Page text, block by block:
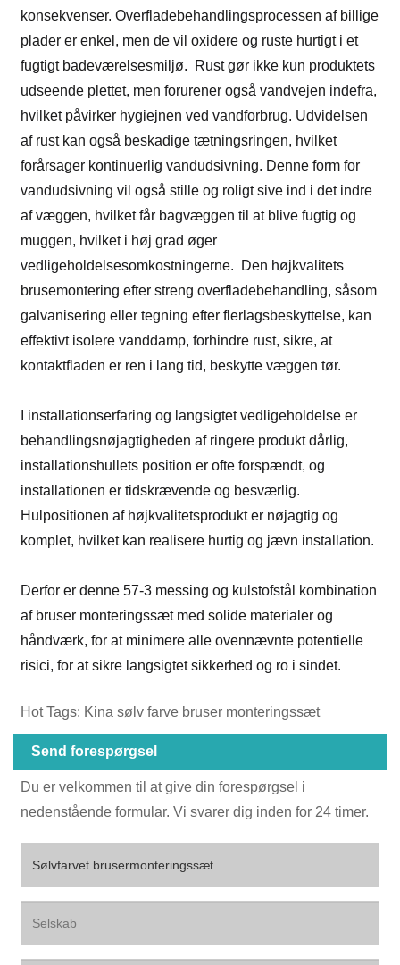
konsekvenser. Overfladebehandlingsprocessen af ​​billige
plader er enkel, men de vil oxidere og ruste hurtigt i et
fugtigt badeværelsesmiljø. Rust gør ikke kun produktets
udseende plettet, men forurener også vandvejen indefra,
hvilket påvirker hygiejnen ved vandforbrug. Udvidelsen
af ​​rust kan også beskadige tætningsringen, hvilket
forårsager kontinuerlig vandudsivning. Denne form for
vandudsivning vil også stille og roligt sive ind i det indre
af væggen, hvilket får bagvæggen til at blive fugtig og
muggen, hvilket i høj grad øger
vedligeholdelsesomkostningerne. Den højkvalitets
brusemontering efter streng overfladebehandling, såsom
galvanisering eller tegning efter flerlagsbeskyttelse, kan
effektivt isolere vanddamp, forhindre rust, sikre, at
kontaktfladen er ren i lang tid, beskytte væggen tør.
I installationserfaring og langsigtet vedligeholdelse er
behandlingsnøjagtigheden af ​​ringere produkt dårlig,
installationshullets position er ofte forspændt, og
installationen er tidskrævende og besværlig.
Hulpositionen af ​​højkvalitetsprodukt er nøjagtig og
komplet, hvilket kan realisere hurtig og jævn installation.
Derfor er denne 57-3 messing og kulstofstål kombination
af bruser monteringssæt med solide materialer og
håndværk, for at minimere alle ovennævnte potentielle
risici, for at sikre langsigtet sikkerhed og ro i sindet.
Hot Tags: Kina sølv farve bruser monteringssæt
Send forespørgsel
Du er velkommen til at give din forespørgsel i
nedenstående formular. Vi svarer dig inden for 24 timer.